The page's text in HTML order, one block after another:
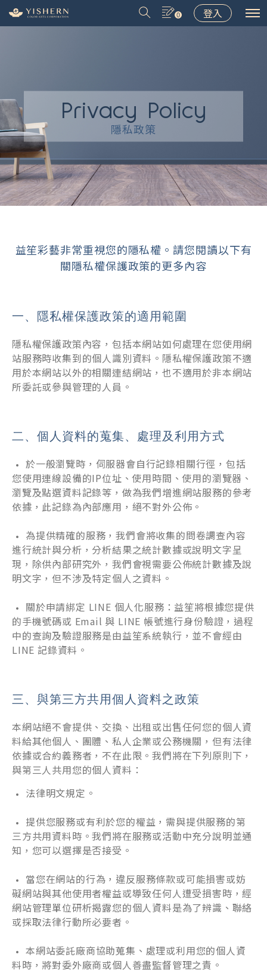
0 登入
＃9031 ＃LT001 ＃8502
Privacy Policy
隱私政策
益笙彩藝非常重視您的隱私權。請您閱讀以下有
關隱私權保護政策的更多內容
隱私權保護政策的適用範圍
隱私權保護政策內容，包括本網站如何處理在您使用網
站服務時收集到的個人識別資料。隱私權保護政策不適
用於本網站以外的相關連結網站，也不適用於非本網站
所委託或參與管理的人員。
個人資料的蒐集、處理及利用方式
於一般瀏覽時，伺服器會自行記錄相關行徑，包括
您使用連線設備的IP位址、使用時間、使用的瀏覽器、
瀏覽及點選資料記錄等，做為我們增進網站服務的參考
依據，此記錄為內部應用，絕不對外公佈。
為提供精確的服務，我們會將收集的問卷調查內容
進行統計與分析，分析結果之統計數據或說明文字呈
現，除供內部研究外，我們會視需要公佈統計數據及說
明文字，但不涉及特定個人之資料。
關於申請綁定 LINE 個人化服務：益笙將根據您提供
的手機號碼或 Email 與 LINE 帳號進行身份驗證，過程
中的查詢及驗證服務是由益笙系統執行，並不會經由
LINE 記錄資料。
與第三方共用個人資料之政策
本網站絕不會提供、交換、出租或出售任何您的個人資
料給其他個人、團體、私人企業或公務機關，但有法律
依據或合約義務者，不在此限。我們將在下列原則下，
與第三人共用您的個人資料：
法律明文規定。
提供您服務或有利於您的權益，需與提供服務的第
三方共用資料時。我們將在服務或活動中充分說明並通
知，您可以選擇是否接受。
當您在網站的行為，違反服務條款或可能損害或妨
礙網站與其他使用者權益或導致任何人遭受損害時，經
網站管理單位研析揭露您的個人資料是為了辨識、聯絡
或採取法律行動所必要者。
本網站委託廠商協助蒐集、處理或利用您的個人資
料時，將對委外廠商或個人善盡監督管理之責。